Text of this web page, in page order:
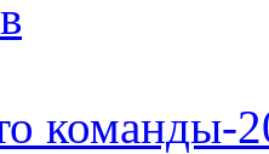
команды-